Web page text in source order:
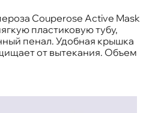
Couperose Active Mask
пластиковую тубу,
пенал. Удобная крышка
от вытекания. Объем